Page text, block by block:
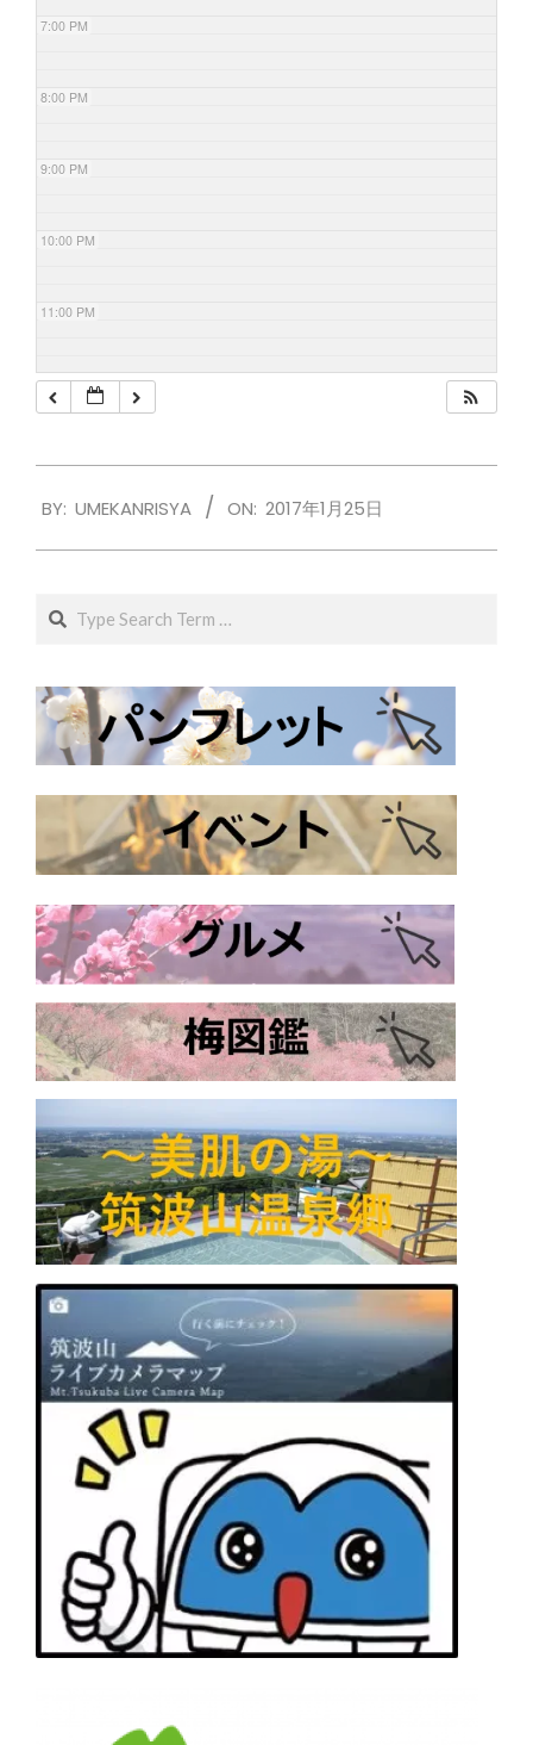
7:00 PM
8:00 PM
9:00 PM
10:00 PM
11:00 PM
01-
BY: UMEKANRISYA ON: 2017年1月25日
Search